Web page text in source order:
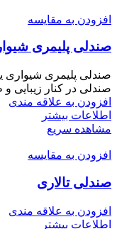
افزودن به مقایسه
صندلی پلیمری
صندلی پلیمری شیواری
صندلی در کنار زیبایی
افزودن به علاقه مندی
اطلاعات بیشتر
مشاهده سریع
افزودن به مقایسه
صندلی تالاری
افزودن به علاقه مندی
اطلاعات بیشتر